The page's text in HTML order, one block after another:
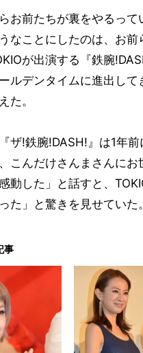
お前たちが裏をやるっ
なことにしたのは、お
が出演する『鉄腕
ルデンタイムに進出し
た。
ザ!鉄腕!DASH!』は1年
こんだけさんまさんにお
動した」と話すと、
た」と驚きを見せていた。
事